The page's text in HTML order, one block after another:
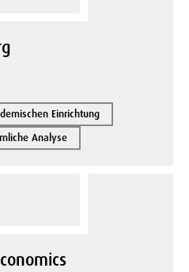
Einrichtung
Analyse